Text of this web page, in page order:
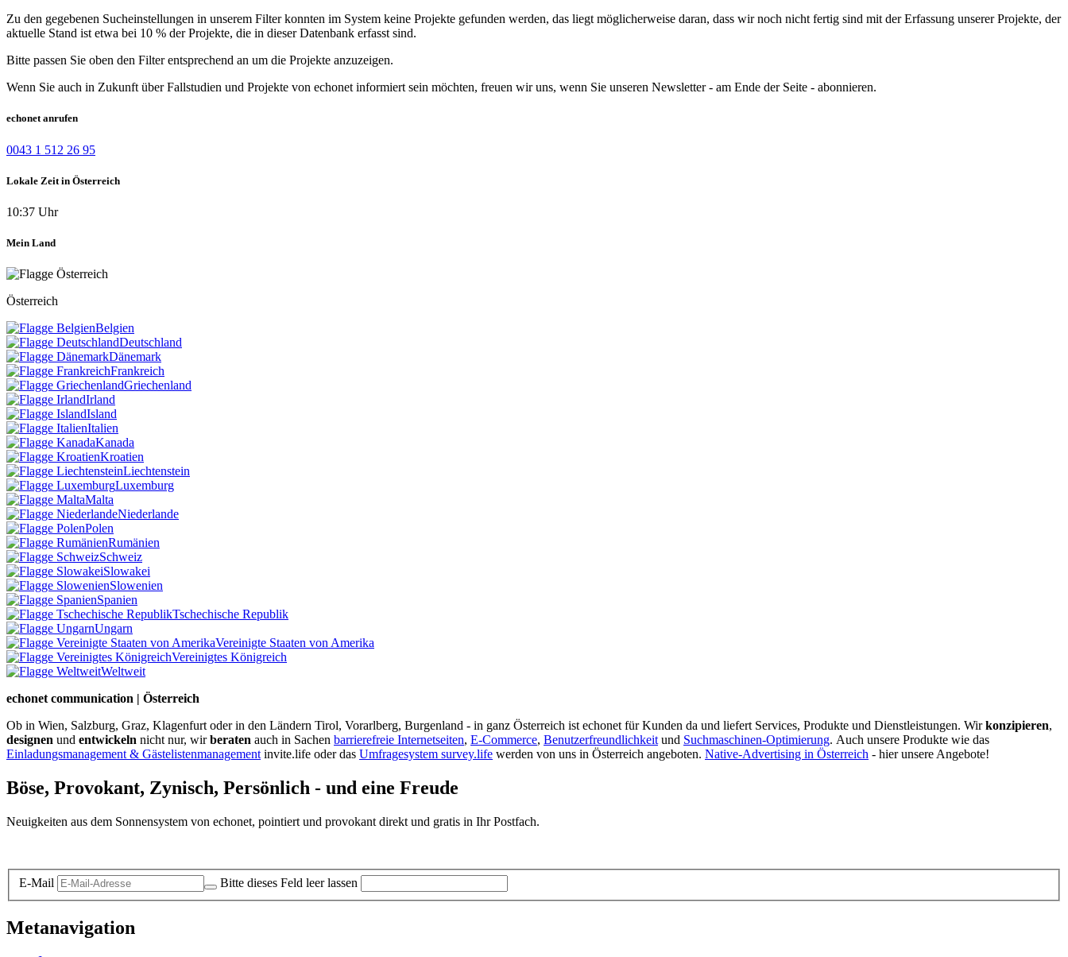
Zu den gegebenen Sucheinstellungen in unserem Filter konnten im System keine Projekte gefunden werden, das liegt möglicherweise daran, dass wir noch nicht fertig sind mit der Erfassung unserer Projekte, der
aktuelle Stand ist etwa bei 10 % der Projekte, die in dieser Datenbank erfasst sind.
Bitte passen Sie oben den Filter entsprechend an um die Projekte anzuzeigen.
Wenn Sie auch in Zukunft über Fallstudien und Projekte von echonet informiert sein möchten, freuen wir uns, wenn Sie unseren Newsletter - am Ende der Seite - abonnieren.
echonet anrufen
0043 1 512 26 95
Lokale Zeit in Österreich
10:37 Uhr
Mein Land
Österreich
Belgien
Deutschland
Dänemark
Frankreich
Griechenland
Irland
Island
Italien
Kanada
Kroatien
Liechtenstein
Luxemburg
Malta
Niederlande
Polen
Rumänien
Schweiz
Slowakei
Slowenien
Spanien
Tschechische Republik
Ungarn
Vereinigte Staaten von Amerika
Vereinigtes Königreich
Weltweit
echonet communication | Österreich
Ob in Wien, Salzburg, Graz, Klagenfurt oder in den Ländern Tirol, Vorarlberg, Burgenland - in ganz Österreich ist echonet für Kunden da und liefert Services, Produkte und Dienstleistungen. Wirkonzipieren,
designen und entwickeln nicht nur, wirberaten auch in Sachen barrierefreie Internetseiten, E-Commerce, Benutzerfreundlichkeit und Suchmaschinen-Optimierung. Auch unsere Produkte wie das
Einladungsmanagement & Gästelistenmanagement invite.life oder das Umfragesystem survey.life werden von uns in Österreich angeboten. Native-Advertising in Österreich - hier unsere Angebote!
Böse, Provokant, Zynisch, Persönlich - und eine Freude
Neuigkeiten aus dem Sonnensystem von echonet, pointiert und provokant direkt und gratis in Ihr Postfach.
E-Mail Bitte dieses Feld leer lassen
Metanavigation